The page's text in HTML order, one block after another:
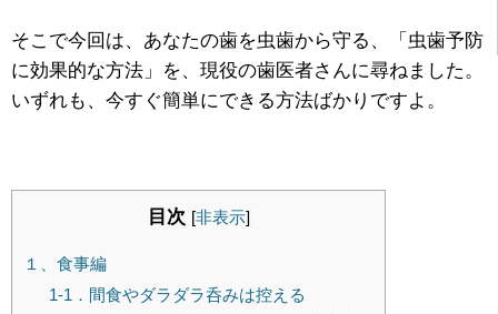
そこで今回は、あなたの歯を虫歯から守る、「虫歯予防
に効果的な方法」を、現役の歯医者さんに尋ねました。
いずれも、今すぐ簡単にできる方法ばかりですよ。
目次 [非表示]
１、食事編
1-1．間食やダラダラ呑みは控える